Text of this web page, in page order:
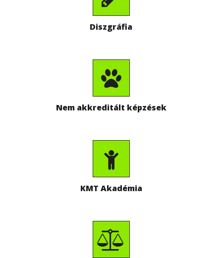
Diszgráfia
Nem akkreditált képzések
KMT Akadémia